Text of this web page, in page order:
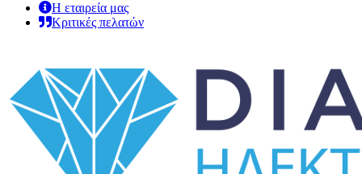
Η εταιρεία μας
Κριτικές πελατών